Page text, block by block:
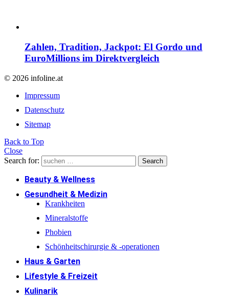
Zahlen, Tradition, Jackpot: El Gordo und
EuroMillions im Direktvergleich
© 2026 infoline.at
Impressum
Datenschutz
Sitemap
Back to Top
Close
Search for:
Search
Beauty & Wellness
Gesundheit & Medizin
Krankheiten
Mineralstoffe
Phobien
Schönheitschirurgie & -operationen
Haus & Garten
Lifestyle & Freizeit
Kulinarik